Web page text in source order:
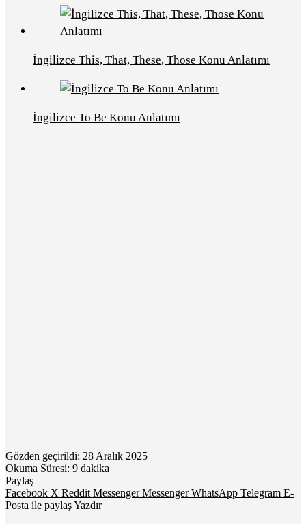
İngilizce This, That, These, Those Konu Anlatımı
İngilizce To Be Konu Anlatımı
Gözden geçirildi: 28 Aralık 2025
Okuma Süresi: 9 dakika
Paylaş
Facebook X Reddit Messenger Messenger WhatsApp Telegram E-
Posta ile paylaşYazdır